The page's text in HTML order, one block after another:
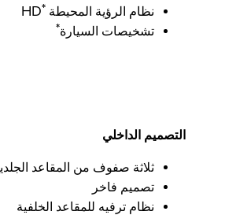
نظام الرؤية المحيطة*
HD
تشخيصات السيارة
التصميم الداخلي
ثلاثة صفوف من المقاعد الجلدية
تصميم فاخر
نظام ترفيه للمقاعد الخلفية